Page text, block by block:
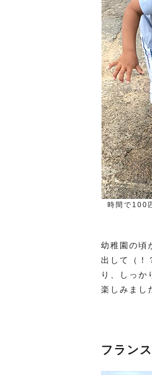
時間で100
幼稚園の頃
出して（！
り、しっか
楽しみまし
フラン